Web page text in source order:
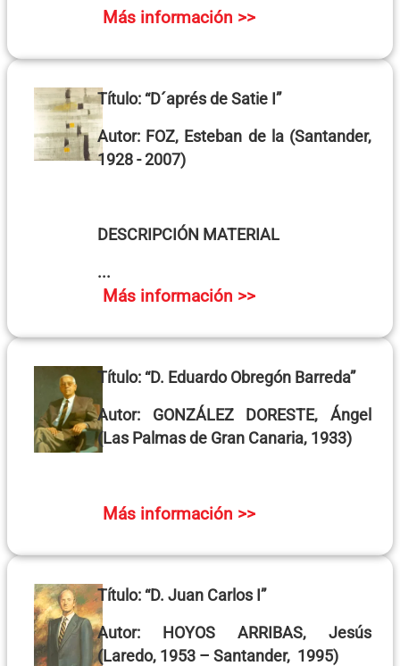
Más información >>
Título: “D´aprés de Satie I”
Autor: FOZ, Esteban de la(Santander,
1928 - 2007)
DESCRIPCIÓN MATERIAL
...
Más información >>
Título: “D. Eduardo Obregón Barreda”
Autor: GONZÁLEZ DORESTE, Ángel
(Las Palmas de Gran Canaria, 1933)
Más información >>
Título: “D. Juan Carlos I”
Autor: HOYOS ARRIBAS, Jesús
(Laredo, 1953 – Santander, 1995)